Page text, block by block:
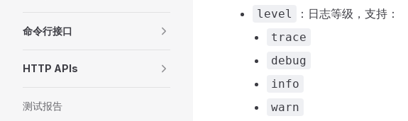
命令行接口
HTTP APIs
测试报告
level ：日志等级，支持：
trace
debug
info
warn